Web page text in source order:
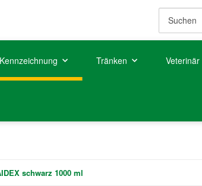
Kennzeichnung Tränken Veterinär
schwarz 1000 ml